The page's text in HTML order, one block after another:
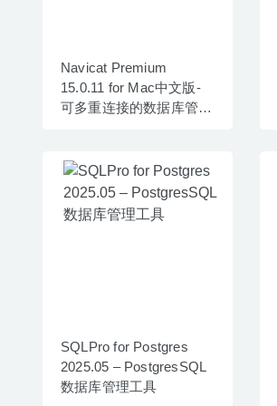
Navicat Premium
15.0.11 for Mac中文版-
可多重连接的数据库管理
SQLPro for Postgres
2025.05 – PostgresSQL
数据库管理工具